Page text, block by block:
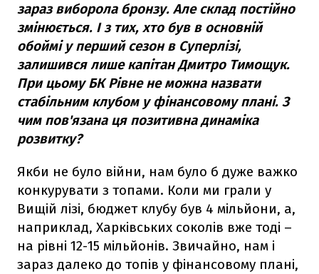
зараз виборола бронзу. Але склад постійно
змінюється. І з тих, хто був в основній
обоймі у перший сезон в Суперлізі,
залишився лише капітан Дмитро Тимощук.
При цьому БК Рівне не можна назвати
стабільним клубом у фінансовому плані. З
чим пов'язана ця позитивна динаміка
розвитку?
Якби не було війни, нам було б дуже важко
конкурувати з топами. Коли ми грали у
Вищій лізі, бюджет клубу був 4 мільйони, а,
наприклад, Харківських соколів вже тоді –
на рівні 12-15 мільйонів. Звичайно, нам і
зараз далеко до топів у фінансовому плані,